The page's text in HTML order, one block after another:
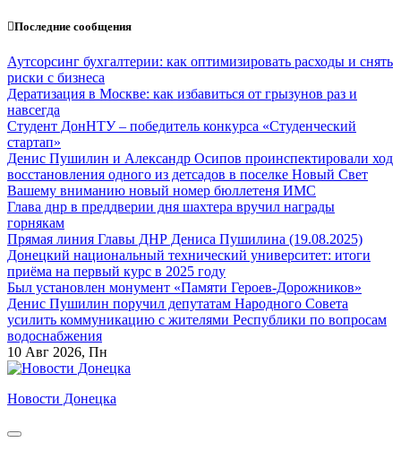
Перейти
содержанию
Последние сообщения
Аутсорсинг бухгалтерии: как оптимизировать расходы и снять
риски с бизнеса
Дератизация в Москве: как избавиться от грызунов раз и
навсегда
Студент ДонНТУ – победитель конкурса «Студенческий
стартап»
Денис Пушилин и Александр Осипов проинспектировали ход
восстановления одного из детсадов в поселке Новый Свет
Вашему вниманию новый номер бюллетеня ИМС
Глава днр в преддверии дня шахтера вручил награды
горнякам
Прямая линия Главы ДНР Дениса Пушилина (19.08.2025)
Донецкий национальный технический университет: итоги
приёма на первый курс в 2025 году
Был установлен монумент «Памяти Героев-Дорожников»
Денис Пушилин поручил депутатам Народного Совета
усилить коммуникацию с жителями Республики по вопросам
водоснабжения
10 Авг 2026, Пн
Новости Донецка